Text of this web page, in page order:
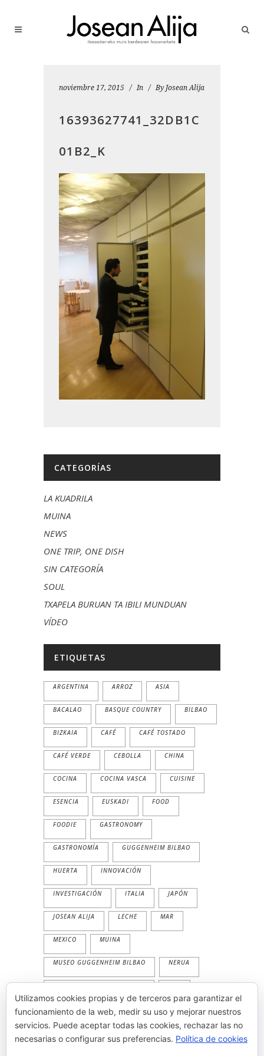
noviembre 17, 2015 In By Josean Alija
16393627741_32DB1C
01B2_K
CATEGORÍAS
LA KUADRILA
MUINA
NEWS
ONE TRIP, ONE DISH
SIN CATEGORÍA
SOUL
TXAPELA BURUAN TA IBILI MUNDUAN
VÍDEO
ETIQUETAS
ARGENTINA ARROZ ASIA
BACALAO BASQUE COUNTRY BILBAO
BIZKAIA CAFÉ CAFÉ TOSTADO
CAFÉ VERDE CEBOLLA CHINA
COCINA COCINA VASCA CUISINE
ESENCIA EUSKADI FOOD
FOODIE GASTRONOMY
GASTRONOMÍA GUGGENHEIM BILBAO
HUERTA INNOVACIÓN
INVESTIGACIÓN ITALIA JAPÓN
JOSEAN ALIJA LECHE MAR
MEXICO MUINA
MUSEO GUGGENHEIM BILBAO NERUA
NERUA GUGGENHEIM BILBAO PAN
PESCADO PLANTA PRIMAVERA
PRODUCTOS TEMPORALIDAD
Utilizamos cookies propias y de terceros para garantizar el
funcionamiento de la web, medir su uso y mejorar nuestros
servicios. Puede aceptar todas las cookies, rechazar las no
necesarias o configurar sus preferencias. Política de cookies